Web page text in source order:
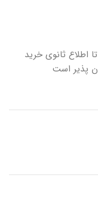
تا اطلاع ثانوی خرید